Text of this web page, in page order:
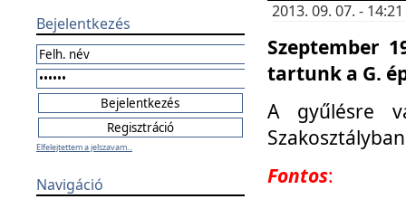
Bejelentkezés
Elfelejtettem a jelszavam...
Navigáció
2013. 09. 07. -
Szeptember
tartunk a G.
A gyűlésre
Fontos: